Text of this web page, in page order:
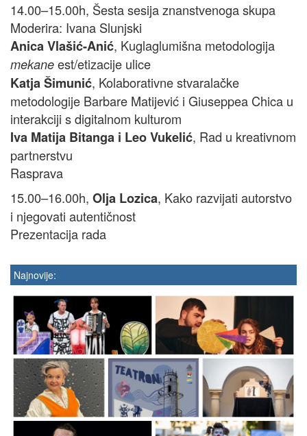
14.00–15.00h, Šesta sesija znanstvenoga skupa
Moderira: Ivana Slunjski
Anica Vlašić-Anić, Kuglaglumišna metodologija
mekane est/etizacije ulice
Katja Šimunić, Kolaborativne stvaralačke
metodologije Barbare Matijević i Giuseppea Chica u
interakciji s digitalnom kulturom
Iva Matija Bitanga i Leo Vukelić, Rad u kreativnom
partnerstvu
Rasprava
15.00–16.00h, Olja Lozica, Kako razvijati autorstvo
i njegovati autentičnost
Prezentacija rada
Najnovije: